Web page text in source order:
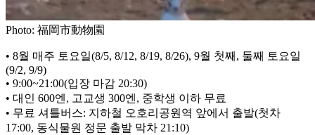
Photo: 福岡市動物園
• 8월 매주 토요일(8/5, 8/12, 8/19, 8/26), 9월 첫째, 둘째 토요일
(9/2, 9/9)
• 9:00~21:00(입장 마감 20:30)
• 대인 600엔, 고교생 300엔, 중학생 이하 무료
• 무료 셔틀버스: 지하철 오호리공원역 앞에서 출발(첫차
17:00, 동식물원 정문 출발 막차 21:10)